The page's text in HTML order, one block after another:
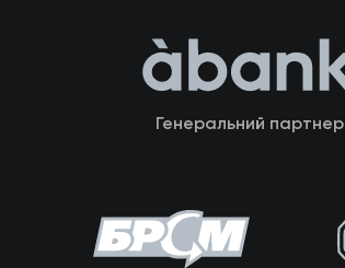
Генеральний партнер